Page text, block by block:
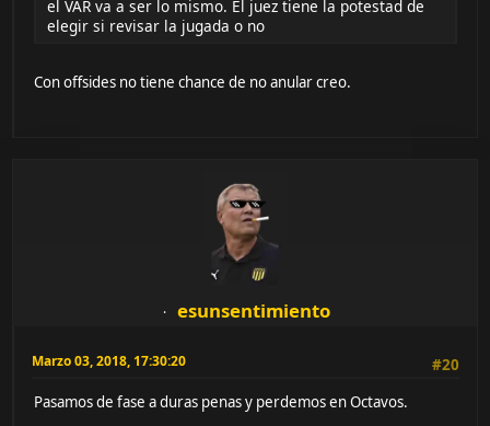
el VAR va a ser lo mismo. El juez tiene la potestad de
elegir si revisar la jugada o no
Con offsides no tiene chance de no anular creo.
esunsentimiento
Marzo 03, 2018, 17:30:20
#20
Pasamos de fase a duras penas y perdemos en Octavos.